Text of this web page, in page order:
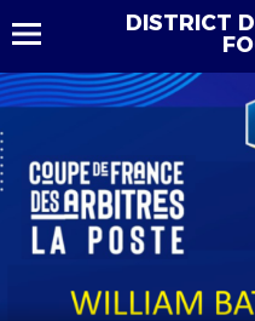
DISTRICT